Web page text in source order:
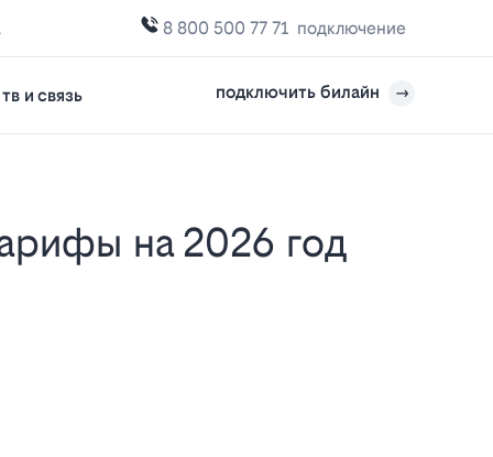
8 800 500 77 71 подключение
и связь подключить билайн